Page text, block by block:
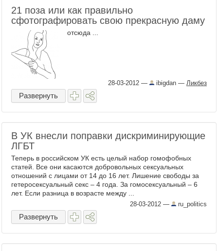
21 поза или как правильно
сфотографировать свою прекрасную даму
отсюда ...
28-03-2012 — ibigdan — Ликбез
Развернуть
В УК внесли поправки дискриминирующие
ЛГБТ
Теперь в российском УК есть целый набор гомофобных
статей. Все они касаются добровольных сексуальных
отношений с лицами от 14 до 16 лет. Лишение свободы за
гетеросексуальный секс – 4 года. За гомосексуальный – 6
лет. Если разница в возрасте между ...
28-03-2012 — ru_politics
Развернуть